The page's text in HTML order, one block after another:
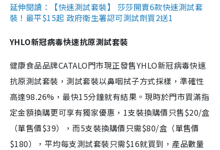
延伸閱讀：【快速測試套裝】 莎莎開賣6款快速測試套
裝！最平$15起 政府衛生署認可測試劑買2送1
YHLO新冠病毒快速抗原測試套裝
健康食品品牌CATALO門市現正發售YHLO新冠病毒快速
抗原測試套裝，測試套裝以鼻咽拭子方式採樣，準確性
高達98.26%，最快15分鐘就有結果。現時於門市買滿指
定金額換購更可享有獨家優惠，1支裝換購價只售$20/盒
（單售價$39），而5支裝換購價只需$80/盒（單售價
$180），平均每支測試套裝只需$16就買到，產品數量